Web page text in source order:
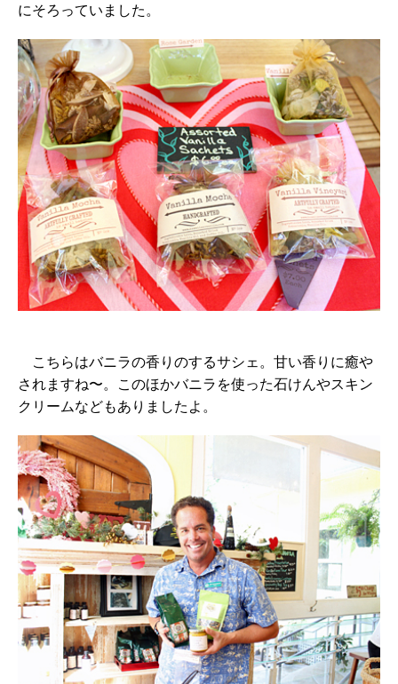
にそろっていました。
こちらはバニラの香りのするサシェ。甘い香りに癒や
されますね〜。このほかバニラを使った石けんやスキン
クリームなどもありましたよ。